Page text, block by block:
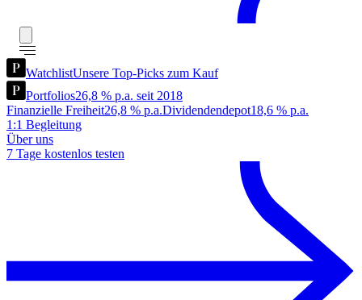
WatchlistUnsere Top-Picks zum Kauf
Portfolios26,8 % p.a. seit 2018
Finanzielle Freiheit26,8 % p.a.Dividendendepot18,6 % p.a.
1:1 Begleitung
Über uns
7 Tage kostenlos testen